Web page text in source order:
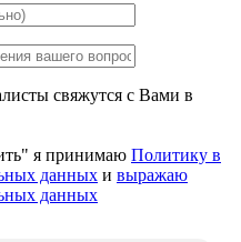
свяжутся с Вами в
я принимаю Политику в
данных и выражаю
данных